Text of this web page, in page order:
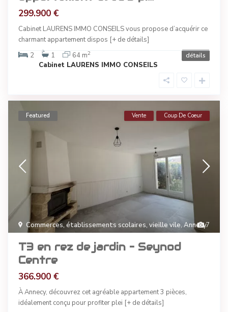
299.900 €
Cabinet LAURENS IMMO CONSEILS vous propose d’acquérir ce
charmant appartement dispos [+ de détails]
2
1 64 m2 détails
Cabinet LAURENS IMMO CONSEILS
7
Commerces, établissements scolaires, vieille vile,Annecy
Featured Vente Coup De Coeur
T3 en rez de jardin – Seynod
Centre
366.900 €
À Annecy, découvrez cet agréable appartement 3 pièces,
idéalement conçu pour profiter plei [+ de détails]